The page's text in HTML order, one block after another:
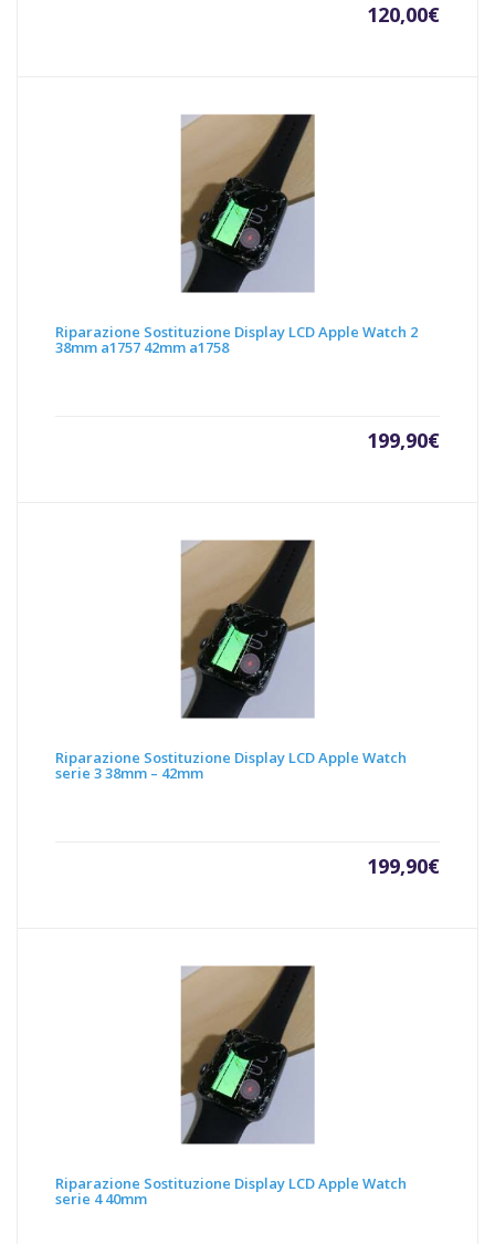
120,00€
Riparazione Sostituzione Display LCD Apple Watch 2
38mm a1757 42mm a1758
199,90€
Riparazione Sostituzione Display LCD Apple Watch
serie 3 38mm – 42mm
199,90€
Riparazione Sostituzione Display LCD Apple Watch
serie 4 40mm